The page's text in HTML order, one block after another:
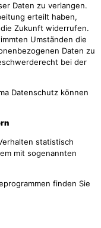
Daten zu verlangen.
erteilt haben,
Zukunft widerrufen.
Umständen die
Daten zu
bei der
Datenschutz können
statistisch
mit sogenannten
finden Sie